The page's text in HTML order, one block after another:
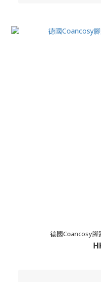
德國Coancosy腳